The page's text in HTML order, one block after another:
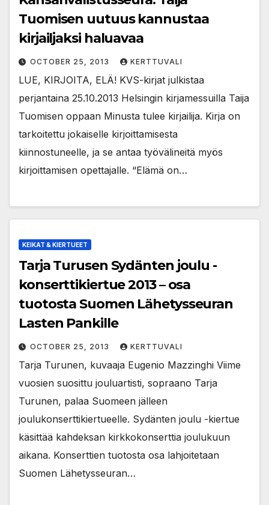
Tuomisen uutuus kannustaa
kirjailjaksi haluavaa
OCTOBER 25, 2013 KERTTUVALI
LUE, KIRJOITA, ELÄ! KVS-kirjat julkistaa
perjantaina 25.10.2013 Helsingin kirjamessuilla Taija
Tuomisen oppaan Minusta tulee kirjailija. Kirja on
tarkoitettu jokaiselle kirjoittamisesta
kiinnostuneelle, ja se antaa työvälineitä myös
kirjoittamisen opettajalle. “Elämä on…
KEIKAT & KIERTUEET
Tarja Turusen Sydänten joulu -
konserttikiertue 2013 – osa
tuotosta Suomen Lähetysseuran
Lasten Pankille
OCTOBER 25, 2013 KERTTUVALI
Tarja Turunen, kuvaaja Eugenio Mazzinghi Viime
vuosien suosittu jouluartisti, sopraano Tarja
Turunen, palaa Suomeen jälleen
joulukonserttikiertueelle. Sydänten joulu -kiertue
käsittää kahdeksan kirkkokonserttia joulukuun
aikana. Konserttien tuotosta osa lahjoitetaan
Suomen Lähetysseuran…